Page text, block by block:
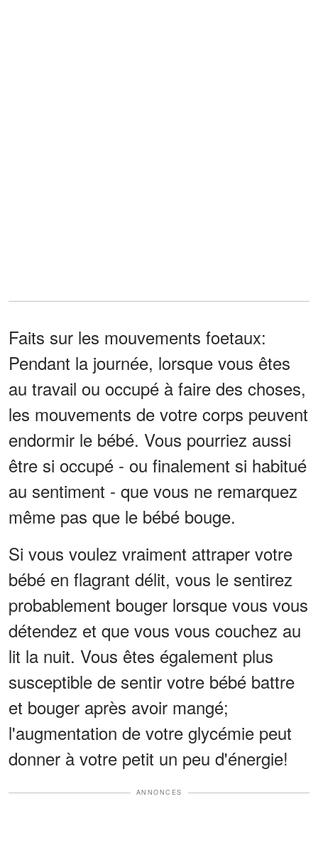
Faits sur les mouvements foetaux:
Pendant la journée, lorsque vous êtes
au travail ou occupé à faire des choses,
les mouvements de votre corps peuvent
endormir le bébé. Vous pourriez aussi
être si occupé - ou finalement si habitué
au sentiment - que vous ne remarquez
même pas que le bébé bouge.
Si vous voulez vraiment attraper votre
bébé en flagrant délit, vous le sentirez
probablement bouger lorsque vous vous
détendez et que vous vous couchez au
lit la nuit. Vous êtes également plus
susceptible de sentir votre bébé battre
et bouger après avoir mangé;
l'augmentation de votre glycémie peut
donner à votre petit un peu d'énergie!
ANNONCES